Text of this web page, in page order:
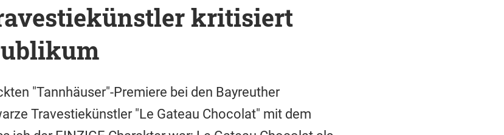
kritisiert
"Tannhäuser"-Premiere bei den Bayreuther
Travestiekünstler "Le Gateau Chocolat" mit dem